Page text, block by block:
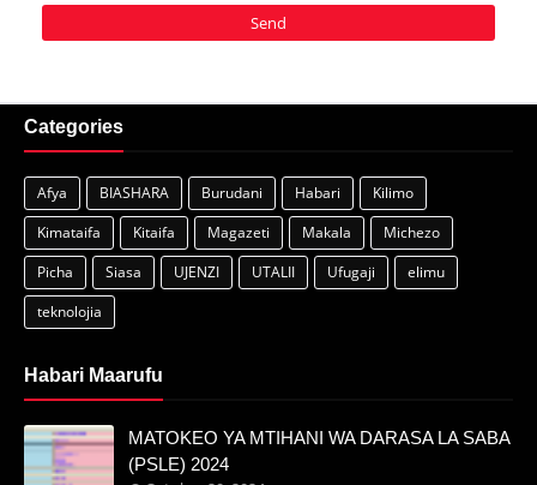
Categories
Afya BIASHARA Burudani Habari
Kilimo
Kimataifa
Kitaifa Magazeti Makala
Michezo
Picha
Siasa UJENZI UTALII Ufugaji
elimu
teknolojia
Habari Maarufu
MATOKEO YA MTIHANI WA DARASA LA SABA
(PSLE) 2024